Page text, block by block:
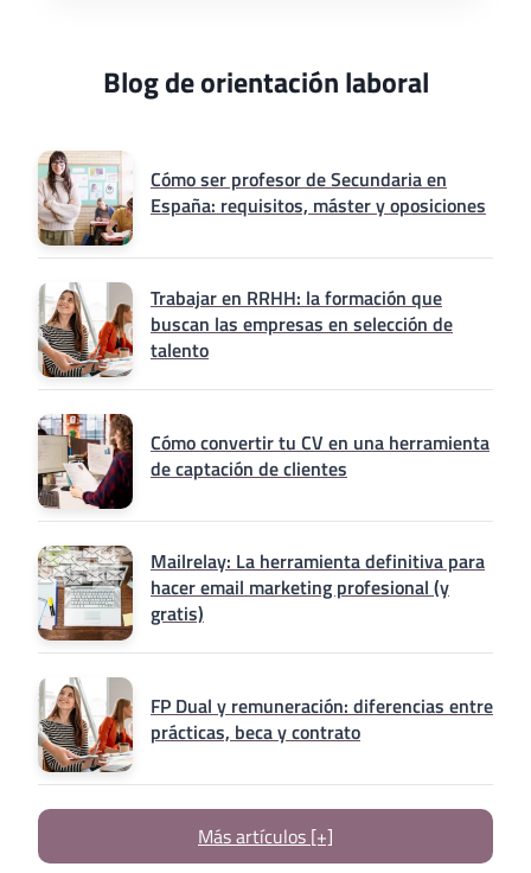
Blog de orientación laboral
Cómo ser profesor de Secundaria en
España: requisitos, máster y oposiciones
Trabajar en RRHH: la formación que
buscan las empresas en selección de
talento
Cómo convertir tu CV en una herramienta
de captación de clientes
Mailrelay: La herramienta definitiva para
hacer email marketing profesional (y
gratis)
FP Dual y remuneración: diferencias entre
prácticas, beca y contrato
Más artículos [+]